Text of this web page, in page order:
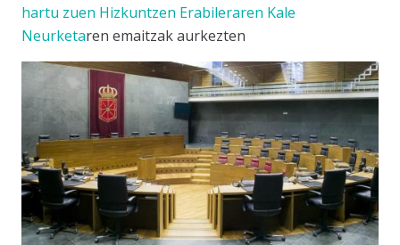
hartu zuen Hizkuntzen Erabileraren Kale
Neurketaren emaitzak aurkezten